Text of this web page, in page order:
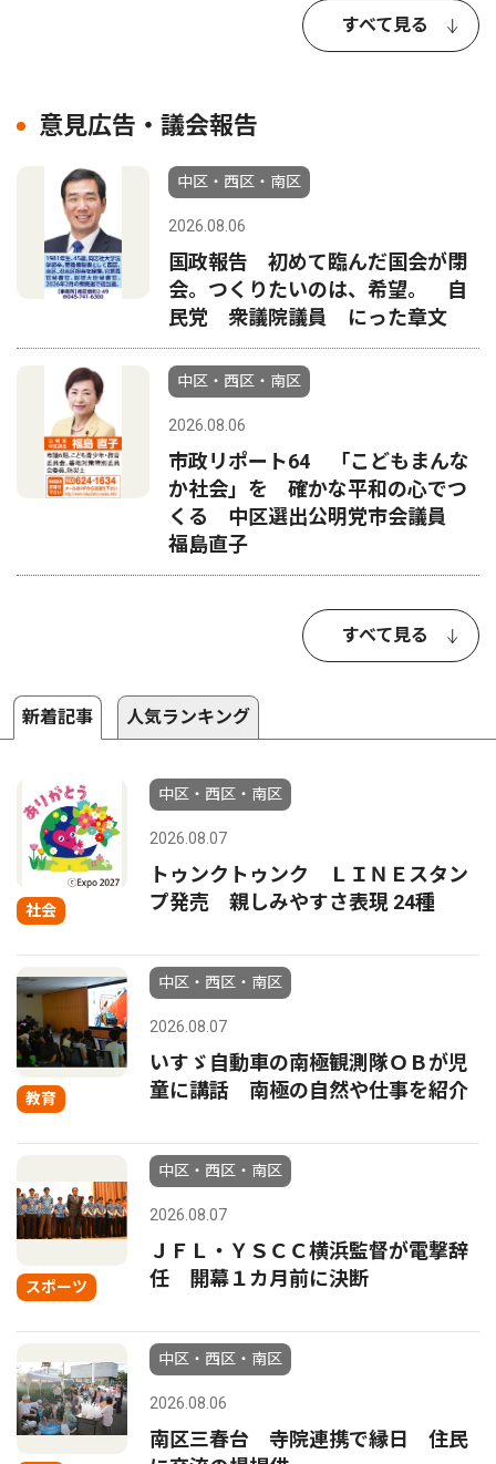
すべて見る
意見広告・議会報告
中区・西区・南区
2026.08.06
国政報告 初めて臨んだ国会が閉
会。つくりたいのは、希望。 自
民党 衆議院議員 にった章文
中区・西区・南区
2026.08.06
市政リポート64 「こどもまんな
か社会」を 確かな平和の心でつ
くる 中区選出公明党市会議員
福島直子
すべて見る
新着記事 人気ランキング
社会
中区・西区・南区
2026.08.07
トゥンクトゥンク ＬＩＮＥスタン
プ発売 親しみやすさ表現 24種
教育
中区・西区・南区
2026.08.07
いすゞ自動車の南極観測隊ＯＢが児
童に講話 南極の自然や仕事を紹介
スポーツ
中区・西区・南区
2026.08.07
ＪＦＬ・ＹＳＣＣ横浜監督が電撃辞
任 開幕１カ月前に決断
中区・西区・南区
2026.08.06
南区三春台 寺院連携で縁日 住民